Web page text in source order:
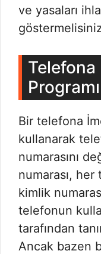
ve yasaları
Telefona
Programı
Bir telefona
kullanarak
numarasını
numarası,
kimlik
telefonun
tarafından
Ancak bazen